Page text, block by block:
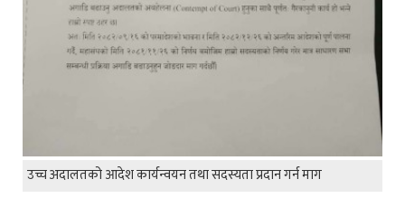
उच्च अदालतको आदेश कार्यन्वयन तथा सदस्यता प्रदान गर्न माग